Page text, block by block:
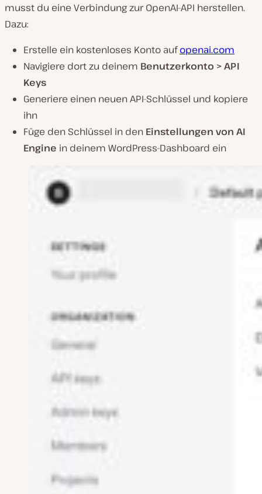
musst du eine Verbindung zur OpenAI-API herstellen.
Dazu:
Erstelle ein kostenloses Konto aufopenai.com
Navigiere dort zu deinem Benutzerkonto > API
Keys
Generiere einen neuen API-Schlüssel und kopiere
ihn
Füge den Schlüssel in den Einstellungen von AI
Engine in deinem WordPress-Dashboard ein